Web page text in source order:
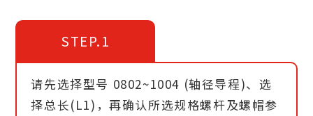
STEP.1
请先选择型号 0802~1004 (轴径导程)、选
择总长(L1)，再确认所选规格螺杆及螺帽参